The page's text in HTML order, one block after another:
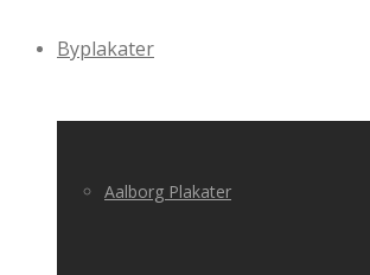
Byplakater
Aalborg Plakater